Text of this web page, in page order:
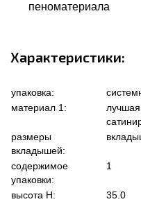
пеноматериала
Характеристики:
упаковка:
материал 1:
размеры
вкладышей:
содержимое
упаковки:
1
высота Н:
35.0